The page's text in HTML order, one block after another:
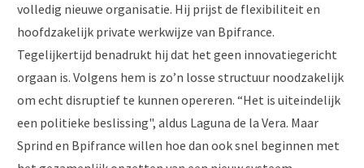
volledig nieuwe organisatie. Hij prijst de flexibiliteit en
hoofdzakelijk private werkwijze van Bpifrance.
Tegelijkertijd benadrukt hij dat het geen innovatiegericht
orgaan is. Volgens hem is zo’n losse structuur noodzakelijk
om echt disruptief te kunnen opereren. “Het is uiteindelijk
een politieke beslissing", aldus Laguna de la Vera. Maar
Sprind en Bpifrance willen hoe dan ook snel beginnen met